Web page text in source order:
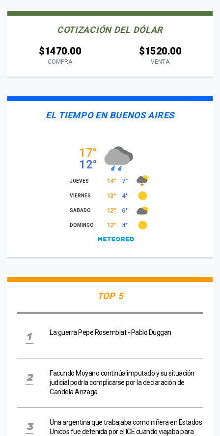
COTIZACIÓN DEL DÓLAR
$1470.00
COMPRA
$1520.00
VENTA
EL TIEMPO EN BUENOS AIRES
TOP 5
La guerra Pepe Rosemblat - Pablo Duggan
Facundo Moyano continúa imputado y su situación
judicial podría complicarse por la declaración de
Candela Arizaga
Una argentina que trabajaba como niñera en Estados
Unidos fue detenida por el ICE cuando viajaba para